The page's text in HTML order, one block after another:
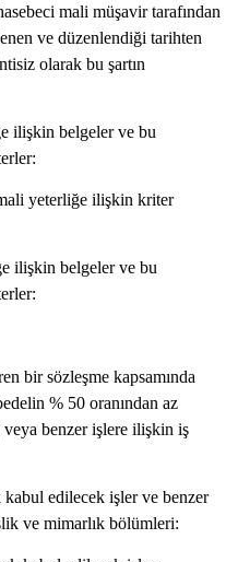
mali müşavir tarafından
ve düzenlendiği tarihten
olarak bu şartın
ilişkin belgeler ve bu
yeterliğe ilişkin kriter
ilişkin belgeler ve bu
bir sözleşme kapsamında
% 50 oranından az
benzer işlere ilişkin iş
edilecek işler ve benzer
ve mimarlık bölümleri: